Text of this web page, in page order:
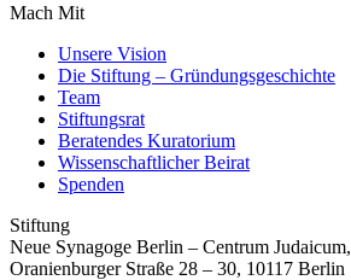
Mach Mit
Unsere Vision
Die Stiftung – Gründungsgeschichte
Team
Stiftungsrat
Beratendes Kuratorium
Wissenschaftlicher Beirat
Spenden
Stiftung
Neue Synagoge Berlin – Centrum Judaicum,
Oranienburger Straße 28 – 30, 10117 Berlin